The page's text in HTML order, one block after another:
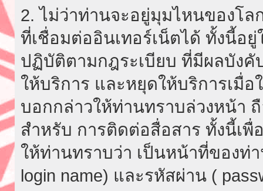
2. ไม่ว่าท่านจะอยู่มุมไหนของโล
ที่เชื่อมต่ออินเทอร์เน็ตได้ ทั้งนี้อ
ปฏิบัติตามกฎระเบียบ ที่มีผลบังคั
ให้บริการ และหยุดให้บริการเมื่
บอกกล่าวให้ท่านทราบล่วงหน้า
สำหรับ การติดต่อสื่อสาร ทั้งนี้เพื่
ให้ท่านทราบว่า เป็นหน้าที่ของท่
login name) และรหัสผ่าน (